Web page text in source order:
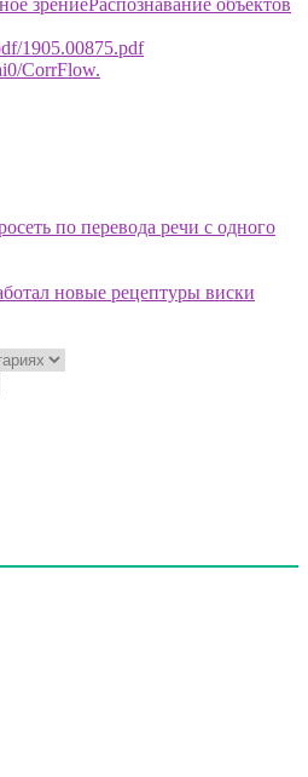
1905.00875.pdf
CorrFlow.
по перевода речи с одного
новые рецептуры виски